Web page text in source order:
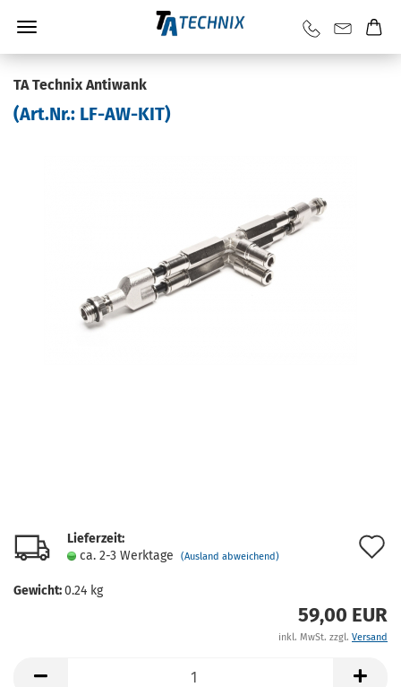
TA Tech­nix An­ti­wank
(Art.Nr.: LF-​AW-KIT)
Lieferzeit:
ca. 2-3 Werktage
(Ausland abweichend)
Gewicht:0.24 kg
59,00 EUR
inkl. MwSt. zzgl. Versand